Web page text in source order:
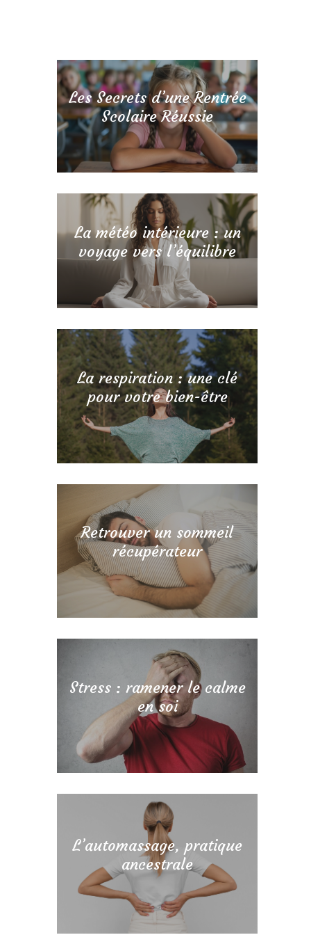
Les Secrets d’une Rentrée
Scolaire Réussie
La météo intérieure : un
voyage vers l’équilibre
La respiration : une clé
pour votre bien-être
Retrouver un sommeil
récupérateur
Stress : ramener le calme
en soi
L’automassage, pratique
ancestrale